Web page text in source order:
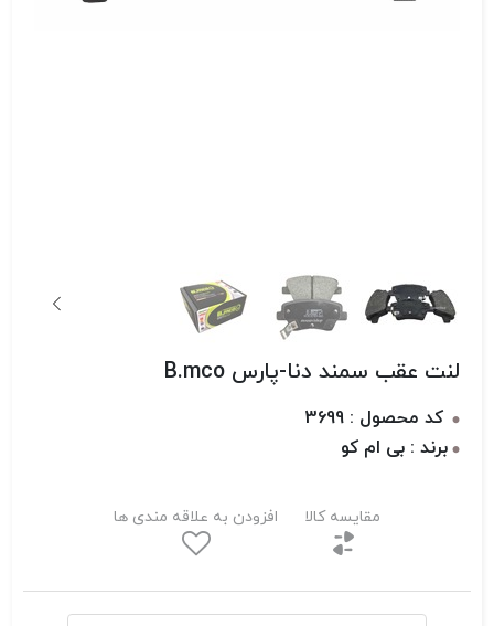
لنت عقب سمند دنا-پارس B.mco
کد محصول : 3699
برند : بی ام کو
مقایسه کالا افزودن به علاقه مندی ها